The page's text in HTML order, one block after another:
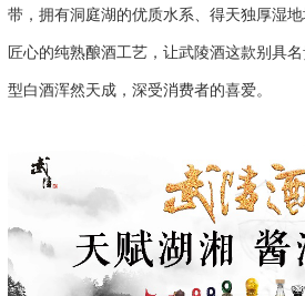
带，拥有洞庭湖的优质水系、得天独厚湿
匠心的纯熟酿酒工艺，让武陵酒这款别具
型白酒浑然天成，深受消费者的喜爱。